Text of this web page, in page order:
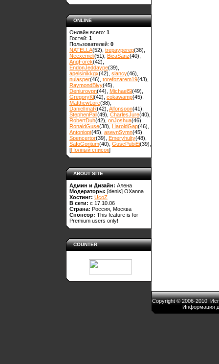
ONLINE
Онлайн всего: 1
Гостей: 1
Пользователей: 0
NATELLA(52) trepayperep(38)
Neexemeli(51) BicaSanz(40)
AngForek(42)
EndonJeddaype(39)
apelsinikkgx(42) slancy(46)
nulasper(46) torefozarem19(43)
RaymondBivy(45)
Deniurovpn(44) MichaelSl(49)
GregoryKl(42) cokawamp(45)
MatthewLore(38)
DanielImaR(42) Alfonsoon(41)
StephenPall(49) CharlesJure(40)
RobertDuh(42) onJoshua(46)
RonaldGuse(38) HaroldGap(46)
Antoniopt(45) asevnSymn(45)
Spencertor(39) Emeryhulty(48)
SafoGoritum(40) GuscPubiEi(39)
[Полный список]
ABOUT SITE
Админ и Дизайн: Алена
Модераторы: [denis] OXanna
Хостинг: UcoZ
В сети: с 17.10.06
Страна: Россия, Москва
Спонсор: This feature is for
Premium users only!
COUNTER
Copyright © 2006-2010.
Информация